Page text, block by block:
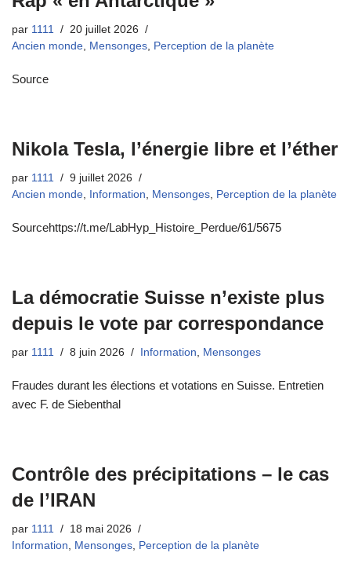
par 1111
20 juillet 2026
Ancien monde, Mensonges, Perception de la planète
Source
Nikola Tesla, l’énergie libre et l’éther
par 1111
9 juillet 2026
Ancien monde, Information, Mensonges, Perception de la planète
Sourcehttps://t.me/LabHyp_Histoire_Perdue/61/5675
La démocratie Suisse n’existe plus
depuis le vote par correspondance
par 1111 8 juin 2026 Information, Mensonges
Fraudes durant les élections et votations en Suisse. Entretien
avec F. de Siebenthal
Contrôle des précipitations – le cas
de l’IRAN
par 1111
18 mai 2026
Information, Mensonges, Perception de la planète